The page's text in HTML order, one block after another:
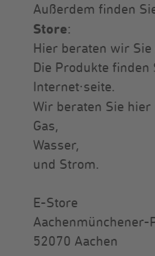
Außerdem finden
Store:
Hier beraten wir
Die Produkte finden
Internet∙seite.
Wir beraten Sie hier
Gas,
Wasser,
und Strom.
E-Store
Aachenmünchener-
52070 Aachen